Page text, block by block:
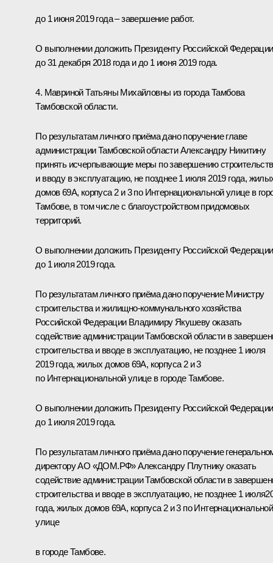
до 1 июня 2019 года – завершение работ.
О выполнении доложить Президенту Российской Федерации
до 31 декабря 2018 года и до 1 июня 2019 года.
4. Мавриной Татьяны Михайловны из города Тамбова
Тамбовской области.
По результатам личного приёма дано поручение главе
администрации Тамбовской области Александру Никитину
принять исчерпывающие меры по завершению
и вводу в эксплуатацию, не позднее 1 июля 2019 года,
домов 69А, корпуса 2 и 3 по Интернациональной улице в
Тамбове, в том числе с благоустройством придомовых
территорий.
О выполнении доложить Президенту Российской Федерации
до 1 июля 2019 года.
По результатам личного приёма дано поручение Министру
строительства и жилищно-коммунального хозяйства
Российской Федерации Владимиру Якушеву оказать
содействие администрации Тамбовской области в
строительства и вводе в эксплуатацию, не позднее 1 июля
2019 года, жилых домов 69А, корпуса 2 и 3
по Интернациональной улице в городе Тамбове.
О выполнении доложить Президенту Российской Федерации
до 1 июля 2019 года.
По результатам личного приёма дано поручение
директору АО «ДОМ.РФ» Александру Плутнику оказать
содействие администрации Тамбовской области в
строительства и вводе в эксплуатацию, не позднее 1
года, жилых домов 69А, корпуса 2 и 3 по Интернациональной
улице
в городе Тамбове.